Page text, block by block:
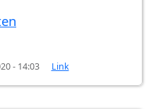
- 14:03 Link